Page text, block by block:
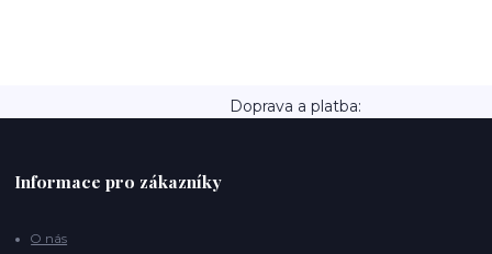
Doprava a platba:
Informace pro zákazníky
O nás